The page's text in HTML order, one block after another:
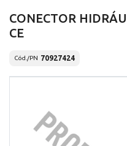
CONECTOR
CE
Cód./PN 70927424